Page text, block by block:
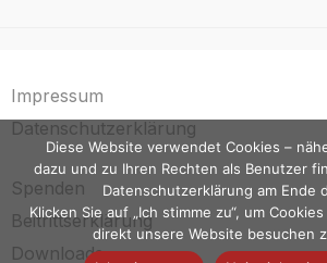
Impressum
Datenschutzerklärung
Spenden
Beitrittserklärung
Downloads
Diese Website verwendet Cookies –
dazu und zu Ihren Rechten als Benutzer
Datenschutzerklärung am Ende
Klicken Sie auf „Ich stimme zu“, um
direkt unsere Website besuchen